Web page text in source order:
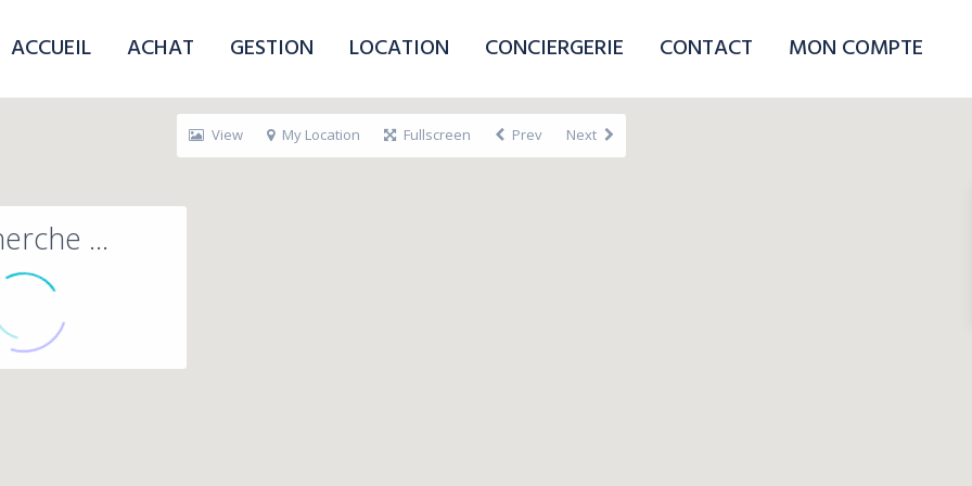
ACCUEIL ACHAT GESTION LOCATION CONCIERGERIE CONTACT MON COMPTE
...
View My Location Fullscreen Prev Next